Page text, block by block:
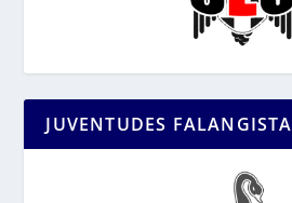
JUVENTUDES